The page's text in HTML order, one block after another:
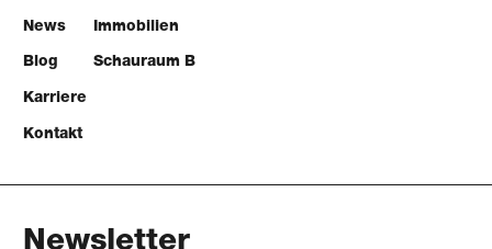
News
Blog
Karriere
Kontakt
Immobilien
Schauraum B